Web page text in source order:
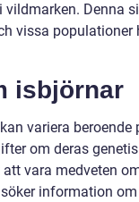
Denna
vissa populationer
isbjörnar
variera beroende
om deras
vara medveten
information om